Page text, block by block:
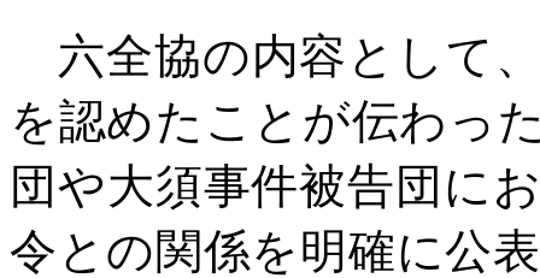
六全協の内容として
を認めたことが伝わっ
団や大須事件被告団に
令との関係を明確に公